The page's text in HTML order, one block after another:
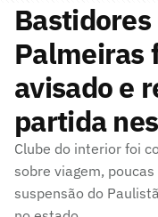
Palmeiras
avisado e
partida
Clube do interior foi
sobre viagem,
suspensão do